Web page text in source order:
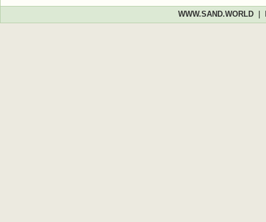
WWW.SAND.WORLD|